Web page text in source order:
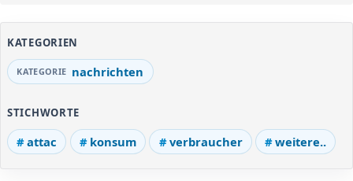
KATEGORIEN
nachrichten
STICHWORTE
attac konsum verbraucher weitere..